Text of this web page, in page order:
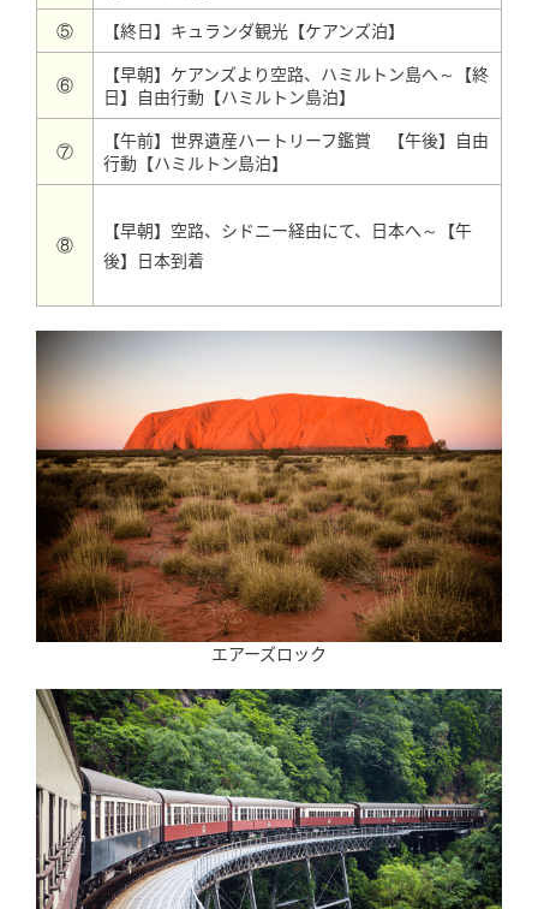
⑤
【終日】キュランダ観光【ケアンズ泊】
⑥
【早朝】ケアンズより空路、ハミルトン島へ～【終
日】自由行動【ハミルトン島泊】
⑦
【午前】世界遺産ハートリーフ鑑賞 【午後】自由
行動【ハミルトン島泊】
⑧
【早朝】空路、シドニー経由にて、日本へ～【午
後】日本到着
エアーズロック